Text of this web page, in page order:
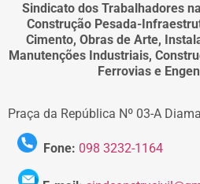
Sindicato dos Trabalhadores
Construção Pesada-
Cimento, Obras de Arte,
Manutenções Industriais,
Ferrovias e
Praça da República Nº 03-A
Fone: 098 3232-1164